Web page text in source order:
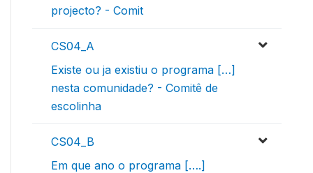
projecto? - Comit
CS04_A
Existe ou ja existiu o programa […]
nesta comunidade? - Comitê de
escolinha
CS04_B
Em que ano o programa [….]